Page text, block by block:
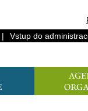
| Vstup do